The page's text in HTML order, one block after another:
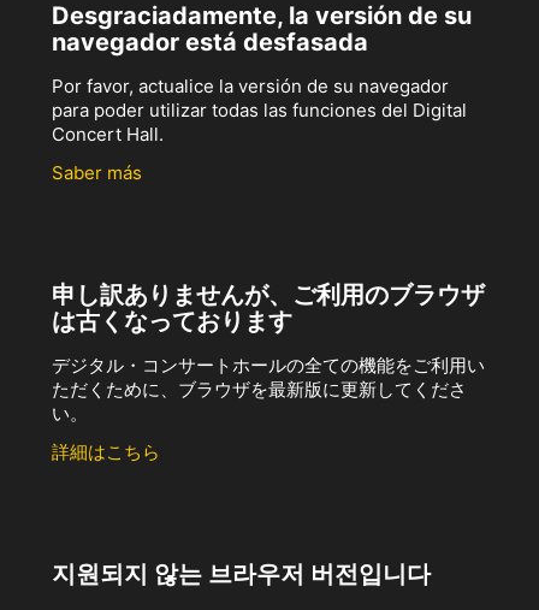
Desgraciadamente, la versión de su
navegador está desfasada
Por favor, actualice la versión de su navegador
para poder utilizar todas las funciones del Digital
Concert Hall.
Saber más
申し訳ありませんが、ご利用のブラウザ
は古くなっております
デジタル・コンサートホールの全ての機能をご利用い
ただくために、ブラウザを最新版に更新してくださ
い。
詳細はこちら
지원되지 않는 브라우저 버전입니다